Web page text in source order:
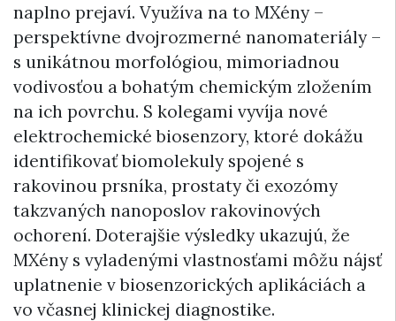
naplno prejaví. Využíva na to MXény –
perspektívne dvojrozmerné nanomateriály –
s unikátnou morfológiou, mimoriadnou
vodivosťou a bohatým chemickým zložením
na ich povrchu. S kolegami vyvíja nové
elektrochemické biosenzory, ktoré dokážu
identifikovať biomolekuly spojené s
rakovinou prsníka, prostaty či exozómy
takzvaných nanoposlov rakovinových
ochorení. Doterajšie výsledky ukazujú, že
MXény s vyladenými vlastnosťami môžu nájsť
uplatnenie v biosenzorických aplikáciách a
vo včasnej klinickej diagnostike.